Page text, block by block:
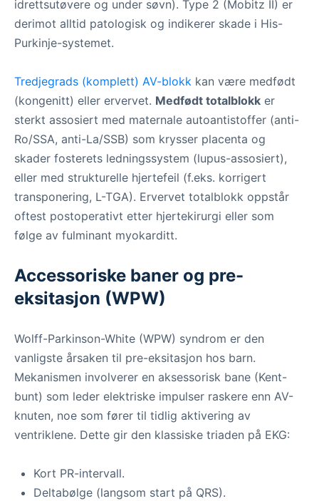
idrettsutøvere og under søvn). Type 2 (Mobitz II) er
derimot alltid patologisk og indikerer skade i His-
Purkinje-systemet.
Tredjegrads (komplett) AV-blokk kan være medfødt
(kongenitt) eller ervervet. Medfødt totalblokk er
sterkt assosiert med maternale autoantistoffer (anti-
Ro/SSA, anti-La/SSB) som krysser placenta og
skader fosterets ledningssystem (lupus-assosiert),
eller med strukturelle hjertefeil (f.eks. korrigert
transponering, L-TGA). Ervervet totalblokk oppstår
oftest postoperativt etter hjertekirurgi eller som
følge av fulminant myokarditt.
Accessoriske baner og pre-
eksitasjon (WPW)
Wolff-Parkinson-White (WPW) syndrom er den
vanligste årsaken til pre-eksitasjon hos barn.
Mekanismen involverer en aksessorisk bane (Kent-
bunt) som leder elektriske impulser raskere enn AV-
knuten, noe som fører til tidlig aktivering av
ventriklene. Dette gir den klassiske triaden på EKG:
Kort PR-intervall.
Deltabølge (langsom start på QRS).